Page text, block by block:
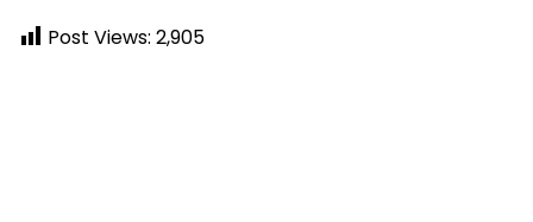
Post Views: 2,905